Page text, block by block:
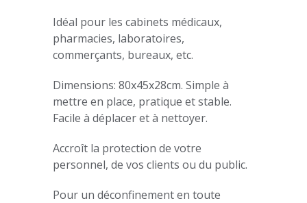
Idéal pour les cabinets médicaux,
pharmacies, laboratoires,
commerçants, bureaux, etc.
Dimensions: 80x45x28cm. Simple à
mettre en place, pratique et stable.
Facile à déplacer et à nettoyer.
Accroît la protection de votre
personnel, de vos clients ou du public.
Pour un déconfinement en toute